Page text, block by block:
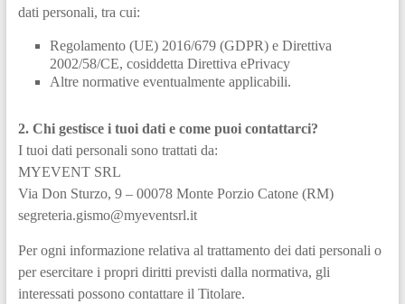
dati personali, tra cui:
Regolamento (UE) 2016/679 (GDPR) e Direttiva
2002/58/CE, cosiddetta Direttiva ePrivacy
Altre normative eventualmente applicabili.
2. Chi gestisce i tuoi dati e come puoi contattarci?
I tuoi dati personali sono trattati da:
MYEVENT SRL
Via Don Sturzo, 9 – 00078 Monte Porzio Catone (RM)
segreteria.gismo@myeventsrl.it
Per ogni informazione relativa al trattamento dei dati personali o
per esercitare i propri diritti previsti dalla normativa, gli
interessati possono contattare il Titolare.